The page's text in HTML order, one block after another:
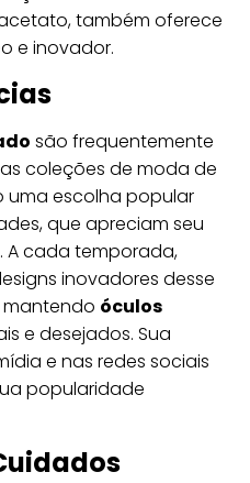
também oferece
e inovador.
são frequentemente
coleções de moda de
uma escolha popular
que apreciam seu
A cada temporada,
inovadores desse
mantendo óculos
e desejados. Sua
e nas redes sociais
popularidade